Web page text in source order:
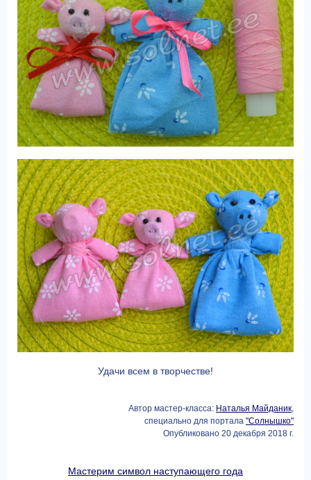
Удачи всем в творчестве!
Автор мастер-класса: Наталья Майданик,
специально для портала "Солнышко"
Опубликовано 20 декабря 2018 г.
Мастерим символ наступающего года